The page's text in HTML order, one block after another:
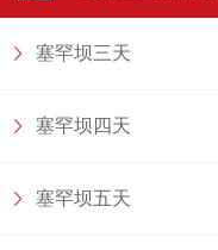
塞罕坝三天
塞罕坝四天
塞罕坝五天